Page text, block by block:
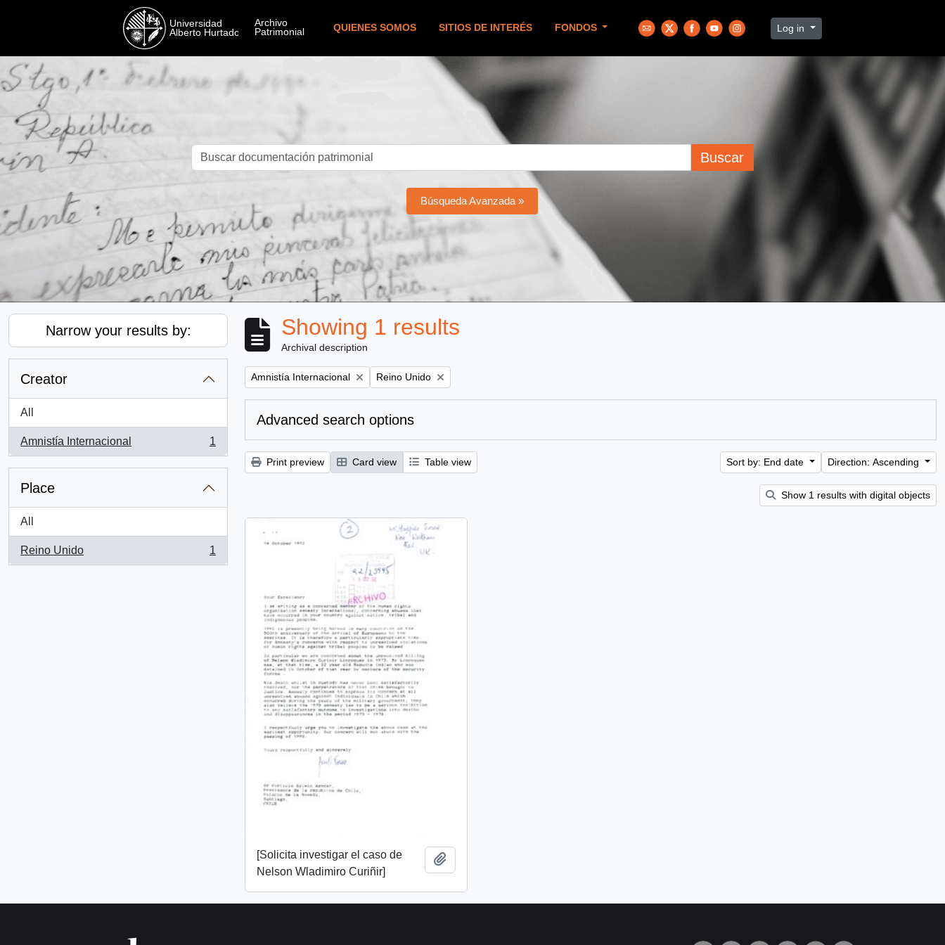
QUIENES SOMOS SITIOS DE INTERÉS FONDOS Log in
Buscar
Búsqueda Avanzada »
Narrow your results by:
Creator
All
Amnistía Internacional
, 1 results
1
Place
All
Reino Unido
, 1 results
1
Showing 1 results
Archival description
Remove filter:
Amnistía Internacional Remove filter:
Reino Unido
Advanced search options
Print preview Card view Table view Sort by: End date Direction: Ascending
Show 1 results with digital objects
[Solicita investigar el caso de
Nelson Wladimiro Curiñir]